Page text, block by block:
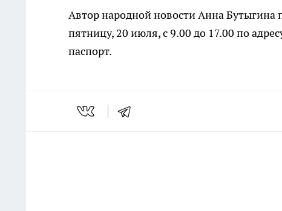
Автор народной новости Анна Бутыгина
пятницу, 20 июля, с 9.00 до 17.00 по
паспорт.